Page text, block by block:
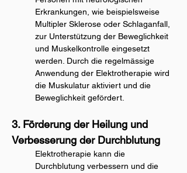
Erkrankungen, wie beispielsweise
Multipler Sklerose oder Schlaganfall,
zur Unterstützung der Beweglichkeit
und Muskelkontrolle eingesetzt
werden. Durch die regelmässige
Anwendung der Elektrotherapie wird
die Muskulatur aktiviert und die
Beweglichkeit gefördert.
3. Förderung der Heilung und
Verbesserung der Durchblutung
Elektrotherapie kann die
Durchblutung verbessern und die